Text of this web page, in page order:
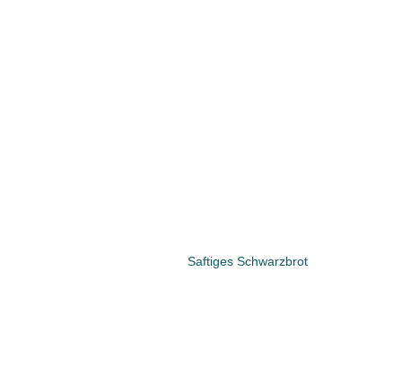
Saftiges Schwarzbrot